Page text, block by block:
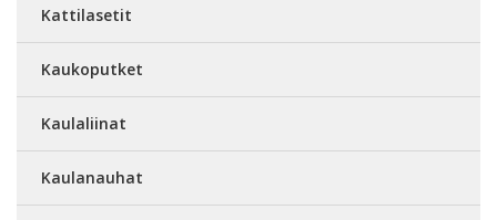
Kattilasetit
Kaukoputket
Kaulaliinat
Kaulanauhat